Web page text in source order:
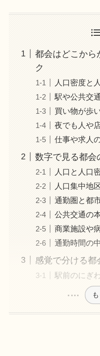
都会はどこから
ク
人口密度と
駅や公共交
買い物が歩
夜でも人や
仕事や求人
数字で見る都会
人口と人口
人口集中地
通勤圏と都
公共交通の
商業施設や
通勤時間の
感覚で分ける都
駅前のにぎ